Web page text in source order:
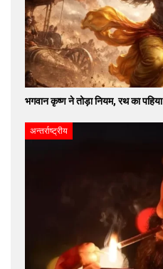
भगवान कृष्ण ने तोड़ा नियम, रथ का
अन्तर्राष्ट्रीय